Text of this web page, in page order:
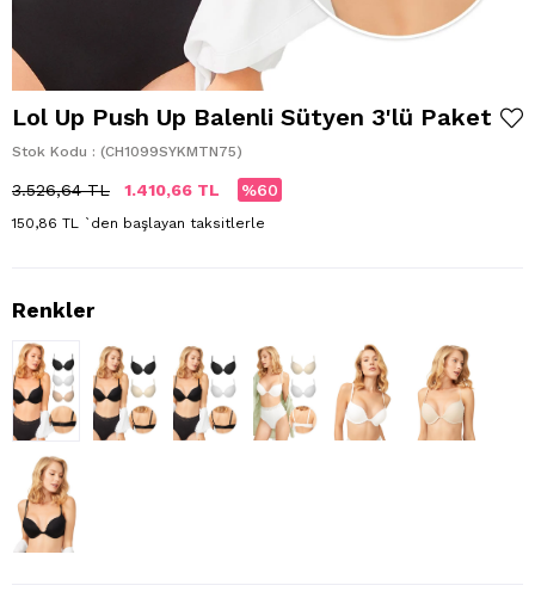
Lol Up Push Up Balenli Sütyen 3'lü Paket
Stok Kodu (CH1099SYKMTN75)
3.526,64 TL 1.410,66 TL 60
150,86 TL `den başlayan taksitlerle